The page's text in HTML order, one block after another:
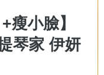
瘦小臉】
琴家 伊妍